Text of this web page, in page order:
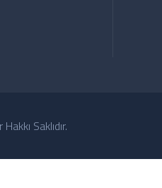
Hakkı Saklıdır.